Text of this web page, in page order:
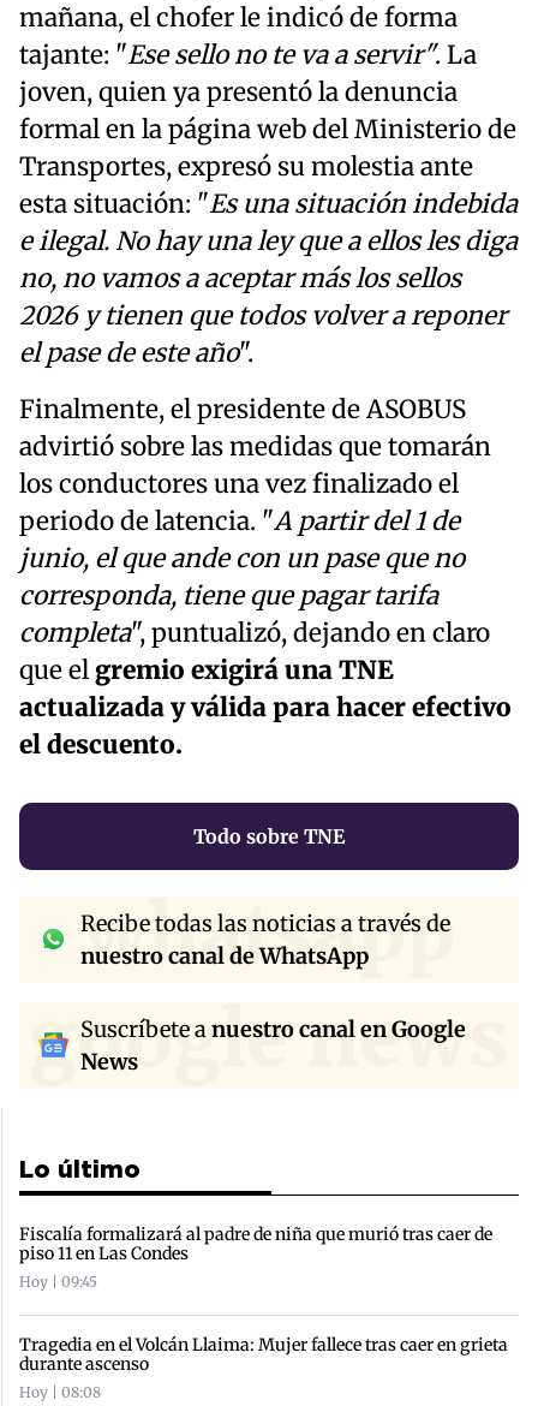
mañana, el chofer le indicó de forma
tajante: "Ese sello no te va a servir". La
joven, quien ya presentó la denuncia
formal en la página web del Ministerio de
Transportes, expresó su molestia ante
esta situación: "Es una situación indebida
e ilegal. No hay una ley que a ellos les diga
no, no vamos a aceptar más los sellos
2026 y tienen que todos volver a reponer
el pase de este año".
Finalmente, el presidente de ASOBUS
advirtió sobre las medidas que tomarán
los conductores una vez finalizado el
periodo de latencia. "A partir del 1 de
junio, el que ande con un pase que no
corresponda, tiene que pagar tarifa
completa", puntualizó, dejando en claro
que el gremio exigirá una TNE
actualizada y válida para hacer efectivo
el descuento.
Todo sobre TNE
whatsapp
Recibe todas las noticias a través de
nuestro canal de WhatsApp
google news
Suscríbete anuestro canal en Google
News
Lo último
Fiscalía formalizará al padre de niña que murió tras caer de
piso 11 en Las Condes
Hoy | 09:45
Tragedia en el Volcán Llaima: Mujer fallece tras caer en grieta
durante ascenso
Hoy | 08:08